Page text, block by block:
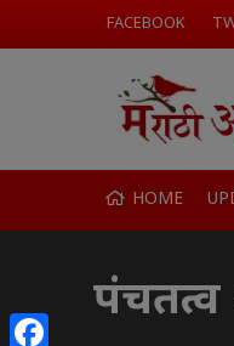
FACEBOOK
HOME